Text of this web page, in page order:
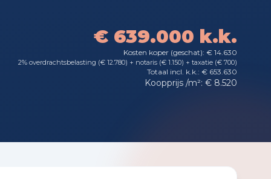
€ 639.000 k.k.
Kosten koper (geschat): € 14.630
2% overdrachtsbelasting (€ 12.780) + notaris (€ 1.150) + taxatie (€ 700)
Totaal incl. k.k.: € 653.630
Koopprijs /m²: € 8.520